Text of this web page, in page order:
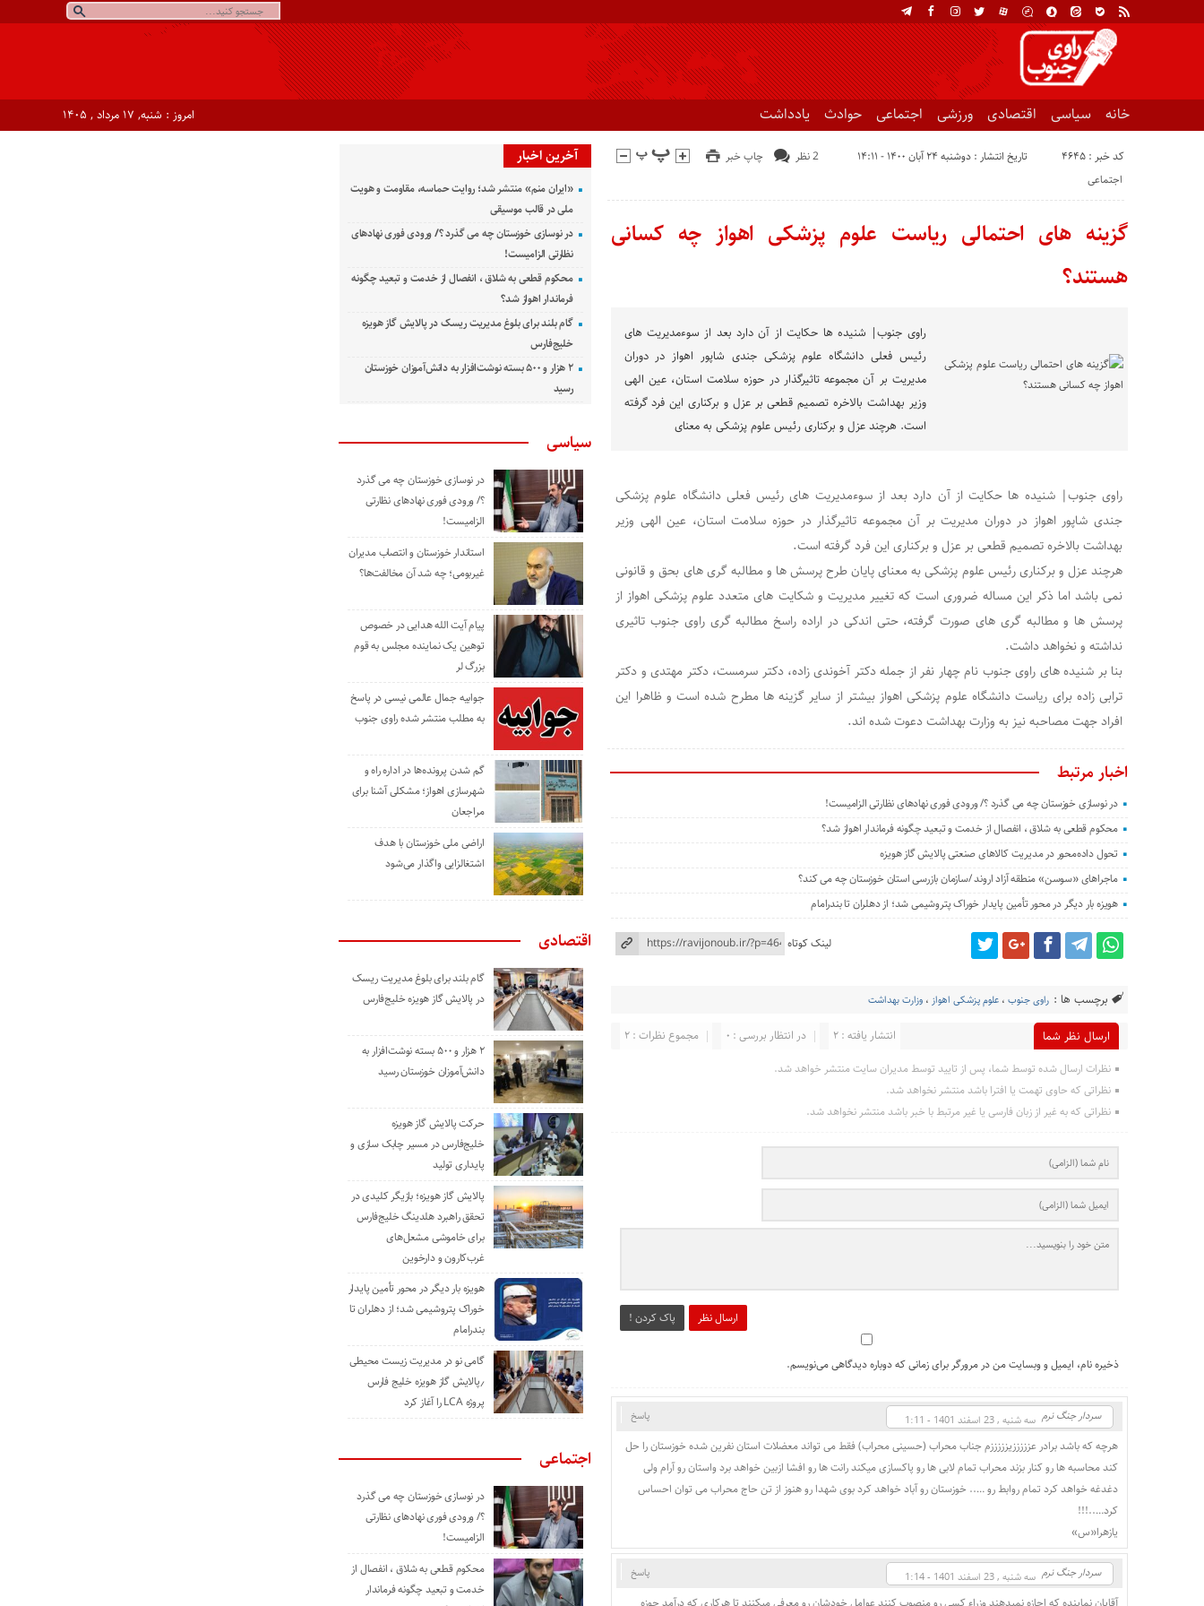
خانه سیاسی اقتصادی ورزشی اجتماعی حوادث یادداشت امروز : شنبه, ۱۷ مرداد , ۱۴۰۵
کد خبر : 4645 تاریخ انتشار : دوشنبه ۲۴ آبان ۱۴۰۰ - ۱۴:۱۱ چاپ خبر
2 نظر
اجتماعی
گزینه های احتمالی ریاست علوم پزشکی اهواز چه کسانی
هستند؟
راوی جنوب| شنیده ها حکایت از آن دارد بعد از سوءمدیریت های
رئیس فعلی دانشگاه علوم پزشکی جندی شاپور اهواز در دوران
مدیریت بر آن مجموعه تاثیرگذار در حوزه سلامت استان، عین الهی
وزیر بهداشت بالاخره تصمیم قطعی بر عزل و برکناری این فرد گرفته
است. هرچند عزل و برکناری رئیس علوم پزشکی به معنای
راوی جنوب| شنیده ها حکایت از آن دارد بعد از سوءمدیریت های رئیس فعلی دانشگاه علوم پزشکی
جندی شاپور اهواز در دوران مدیریت بر آن مجموعه تاثیرگذار در حوزه سلامت استان، عین الهی وزیر
بهداشت بالاخره تصمیم قطعی بر عزل و برکناری این فرد گرفته است.
هرچند عزل و برکناری رئیس علوم پزشکی به معنای پایان طرح پرسش ها و مطالبه گری های بحق و قانونی
نمی باشد اما ذکر این مساله ضروری است که تغییر مدیریت و شکایت های متعدد علوم پزشکی اهواز از
پرسش ها و مطالبه گری های صورت گرفته، حتی اندکی در اراده راسخ مطالبه گری راوی جنوب تاثیری
نداشته و نخواهد داشت.
بنا بر شنیده های راوی جنوب نام چهار نفر از جمله دکتر آخوندی زاده، دکتر سرمست، دکتر مهتدی و دکتر
ترابی زاده برای ریاست دانشگاه علوم پزشکی اهواز بیشتر از سایر گزینه ها مطرح شده است و ظاهرا این
افراد جهت مصاحبه نیز به وزارت بهداشت دعوت شده اند.
اخبار مرتبط
در نوسازی خوزستان چه می گذرد ؟/ ورودی فوری نهادهای نظارتی الزامیست!
محکوم قطعی به شلاق ، انفصال از خدمت و تبعید چگونه فرماندار اهواز شد؟
تحول داده‌محور در مدیریت کالاهای صنعتی پالایش گاز هویزه
ماجراهای «سوسن» منطقه آزاد اروند /سازمان بازرسی استان خوزستان چه می کند؟
هویزه بار دیگر در محور تأمین پایدار خوراک پتروشیمی شد؛ از دهلران تا بندرامام
لینک کوتاه
برچسب ها : راوی جنوب ،علوم پزشکی اهواز ،وزارت بهداشت
ارسال نظر شما مجموع نظرات : 2 در انتظار بررسی : 0 انتشار یافته : 2
نظرات ارسال شده توسط شما، پس از تایید توسط مدیران سایت منتشر خواهد شد.
نظراتی که حاوی تهمت یا افترا باشد منتشر نخواهد شد.
نظراتی که به غیر از زبان فارسی یا غیر مرتبط با خبر باشد منتشر نخواهد شد.
ارسال نظر پاک کردن !
ذخیره نام، ایمیل و وبسایت من در مرورگر برای زمانی که دوباره دیدگاهی می‌نویسم.
سردار جنگ نرم سه شنبه , 23 اسفند 1401 - 1:11 پاسخ
هرچه که باشد برادر عزززززیزززززم جناب محراب (حسینی محراب) فقط می تواند معضلات استان نفرین شده خوزستان را حل
کند محاسبه ها رو کنار بزند محراب تمام لابی ها رو پاکسازی میکند رانت ها رو افشا ازبین خواهد برد واستان رو آرام ولی
دغدغه خواهد کرد تمام روابط رو ….. خوزستان رو آباد خواهد کرد بوی شهدا رو هنوز از تن حاج محراب می توان احساس
کرد…..!!!
یازهرا«س»
سردار جنگ نرم سه شنبه , 23 اسفند 1401 - 1:14 پاسخ
آقایان نماینده که اجازه نمیدهند وزراء کسی رو منصوب کنند عوامل خودشان رو معرفی میکنند تا هرکاری که درآمد حوزه
آخرین اخبار
«ایران منم» منتشر شد؛ روایت حماسه، مقاومت و هویت
ملی در قالب موسیقی
در نوسازی خوزستان چه می گذرد ؟/ ورودی فوری نهادهای
نظارتی الزامیست!
محکوم قطعی به شلاق ، انفصال از خدمت و تبعید چگونه
فرماندار اهواز شد؟
گام بلند برای بلوغ مدیریت ریسک در پالایش گاز هویزه
خلیج‌فارس
۲ هزار و ۵۰۰ بسته نوشت‌افزار به دانش‌آموزان خوزستان
رسید
سیاسی
در نوسازی خوزستان چه می گذرد
؟/ ورودی فوری نهادهای نظارتی
الزامیست!
استاندار خوزستان و انتصاب مدیران
غیربومی؛ چه شد آن مخالفت‌ها؟
پیام آیت الله هدایی در خصوص
توهین یک نماینده مجلس به قوم
بزرگ لر
جوابیه جمال عالمی نیسی در پاسخ
به مطلب منتشر شده راوی جنوب
گم شدن پرونده‌ها در اداره راه و
شهرسازی اهواز؛ مشکلی آشنا برای
مراجعان
اراضی ملی خوزستان با هدف
اشتغالزایی واگذار می‌شود
اقتصادی
گام بلند برای بلوغ مدیریت ریسک
در پالایش گاز هویزه خلیج‌فارس
۲ هزار و ۵۰۰ بسته نوشت‌افزار به
دانش‌آموزان خوزستان رسید
حرکت پالایش گاز هویزه
خلیج‌فارس در مسیر چابک سازی و
پایداری تولید
پالایش گاز هویزه؛ بازیگر کلیدی در
تحقق راهبرد هلدینگ خلیج‌فارس
برای خاموشی مشعل‌های
غرب‌کارون و دارخوین
هویزه بار دیگر در محور تأمین پایدار
خوراک پتروشیمی شد؛ از دهلران تا
بندرامام
گامی نو در مدیریت زیست ‌محیطی
٫پالایش گاز هویزه خلیج ‌فارس
پروژه LCA را آغاز کرد
اجتماعی
در نوسازی خوزستان چه می گذرد
؟/ ورودی فوری نهادهای نظارتی
الزامیست!
محکوم قطعی به شلاق ، انفصال از
خدمت و تبعید چگونه فرماندار